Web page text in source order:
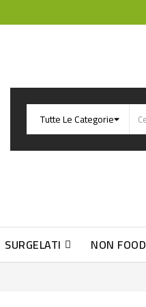
SURGELATI NON FOOD